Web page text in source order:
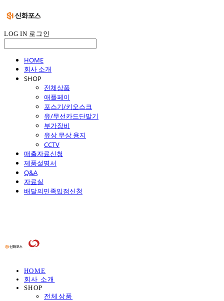
LOG IN 로그인
HOME
회사 소개
SHOP
전체상품
애플페이
포스기/키오스크
유/무선카드단말기
부가장비
유상 무상 용지
CCTV
매출자료신청
제품설명서
Q&A
자료실
배달의민족입점신청
HOME
회사 소개
SHOP
전체상품